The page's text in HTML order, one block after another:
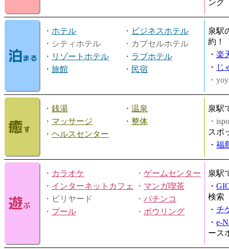
ング
・ ホテル ・ ビジネスホテル
・シティホテル
・カプセルホテル
・ リゾートホテル ・ ラブホテル
・ 旅館 ・ 民宿
泉駅
約！
・ 楽
・ じ
・
・ 銭湯 ・ 温泉
・ マッサージ ・ 整体
・ ヘルスセンター
泉駅
・
スポ
・ 福
・ カラオケ ・ ゲームセンター
・ インターネットカフェ ・ マンガ喫茶
・ビリヤード
・ パチンコ
・ プール ・ ボウリング
泉駅
・
検索
・ チ
・ e-
ース